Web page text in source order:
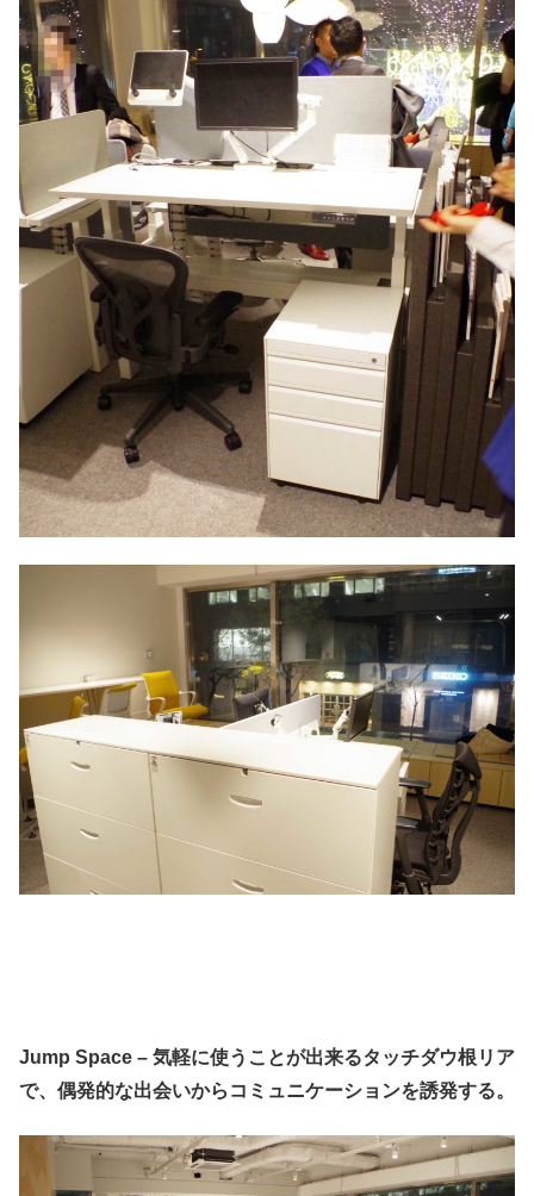
Jump Space – 気軽に使うことが出来るタッチダウ根リア
で、偶発的な出会いからコミュニケーションを誘発する。